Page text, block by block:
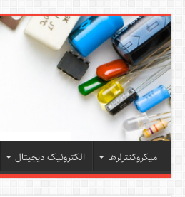
میکروکنترلرها الکترونیک دیجیتال